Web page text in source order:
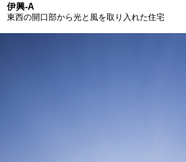
伊興-A
東西の開口部から光と風を取り入れた住宅